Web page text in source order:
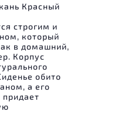
Красный
строгим и
который
в домашний,
Корпус
обито
а его
придает